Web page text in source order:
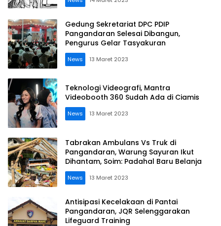
Gedung Sekretariat DPC PDIP
Pangandaran Selesai Dibangun,
Pengurus Gelar Tasyakuran
News 13 Maret 2023
Teknologi Videografi, Mantra
Videobooth 360 Sudah Ada di Ciamis
News 13 Maret 2023
Tabrakan Ambulans Vs Truk di
Pangandaran, Warung Sayuran Ikut
Dihantam, Soim: Padahal Baru Belanja
News 13 Maret 2023
Antisipasi Kecelakaan di Pantai
Pangandaran, JQR Selenggarakan
Lifeguard Training